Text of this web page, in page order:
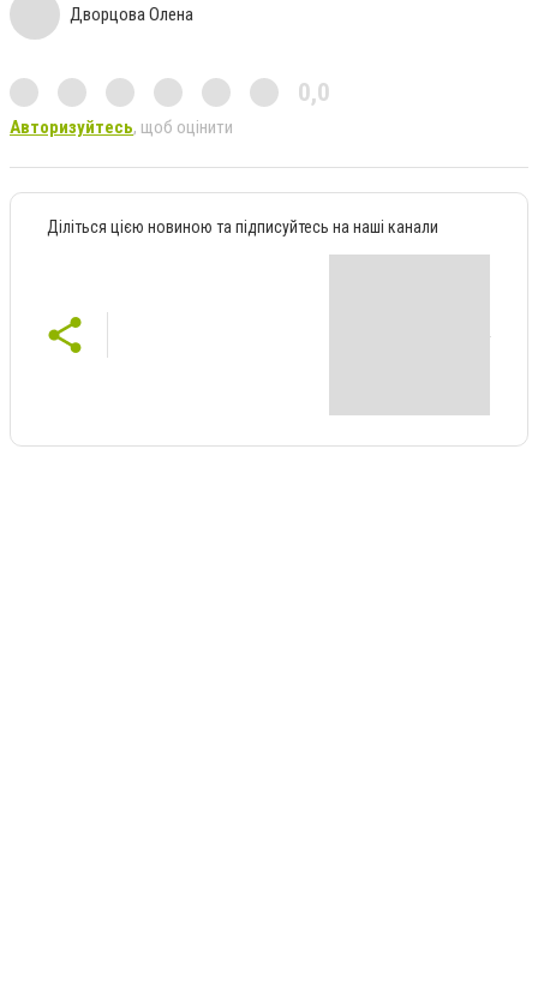
Дворцова Олена
0,0
Авторизуйтесь, щоб оцінити
Діліться цією новиною та підписуйтесь на наші канали